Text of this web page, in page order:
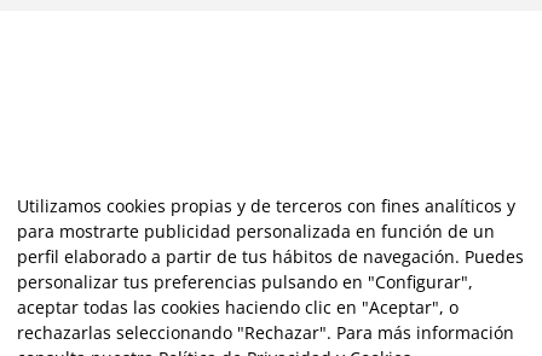
Utilizamos cookies propias y de terceros con fines analíticos y
para mostrarte publicidad personalizada en función de un
perfil elaborado a partir de tus hábitos de navegación. Puedes
personalizar tus preferencias pulsando en "Configurar",
aceptar todas las cookies haciendo clic en "Aceptar", o
rechazarlas seleccionando "Rechazar". Para más información